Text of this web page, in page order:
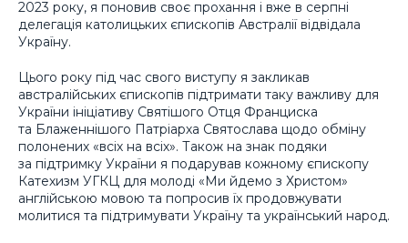
2023 року, я поновив своє прохання і вже в серпні
делегація католицьких єпископів Австралії відвідала
Україну.
Цього року під час свого виступу я закликав
австралійських єпископів підтримати таку важливу для
України ініціативу Святішого Отця Франциска
та Блаженнішого Патріарха Святослава щодо обміну
полонених «всіх на всіх». Також на знак подяки
за підтримку України я подарував кожному єпископу
Катехизм УГКЦ для молоді «Ми йдемо з Христом»
англійською мовою та попросив їх продовжувати
молитися та підтримувати Україну та український народ.